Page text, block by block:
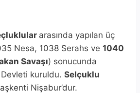
arasında yapılan üç
Nesa, 1038 Serahs ve 1040
Savaşı) sonucunda
Devleti kuruldu. Selçuklu
Nişabur’dur.